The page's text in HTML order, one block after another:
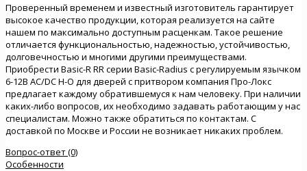
Проверенный временем и известный изготовитель гарантирует
высокое качество продукции, которая реализуется на сайте
нашем по максимально доступным расценкам. Такое решение
отличается функциональностью, надежностью, устойчивостью,
долговечностью и многими другими преимуществами.
Приобрести Basic-R RR серии Basic-Radius с регулируемым язычком
6-12В AC/DC Н-О для дверей с притвором компания Про-Локс
предлагает каждому обратившемуся к нам человеку. При наличии
каких-либо вопросов, их необходимо задавать работающим у нас
специалистам. Можно также обратиться по контактам. С
доставкой по Москве и России не возникает никаких проблем.
Вопрос-ответ (0)
Особенности